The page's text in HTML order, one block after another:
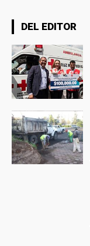
DEL EDITOR